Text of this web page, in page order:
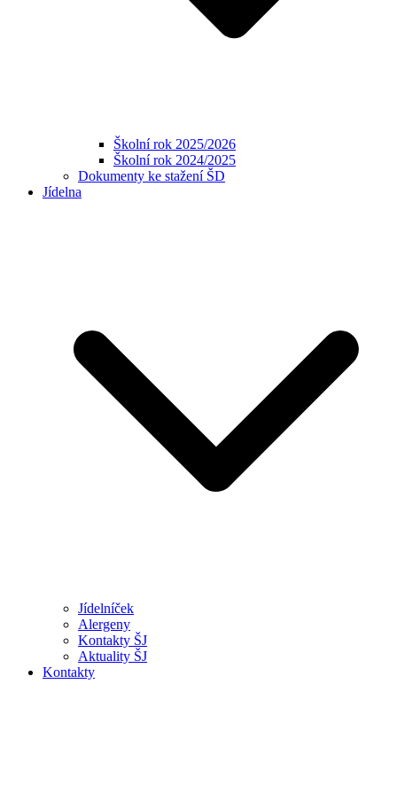
Školní rok 2025/2026
Školní rok 2024/2025
Dokumenty ke stažení ŠD
Jídelna
Jídelníček
Alergeny
Kontakty ŠJ
Aktuality ŠJ
Kontakty